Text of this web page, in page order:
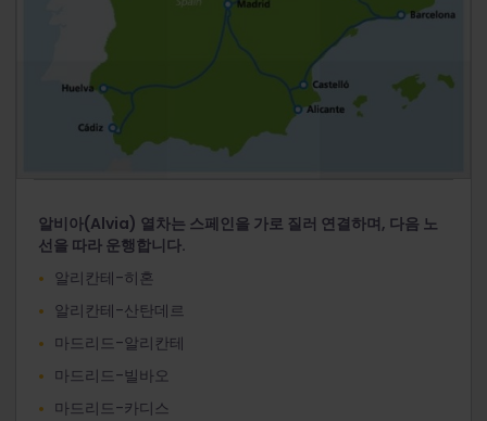
알비아(Alvia) 열차는 스페인을 가로 질러 연결하며, 다음 노
선을 따라 운행합니다.
알리칸테-히혼
알리칸테-산탄데르
마드리드-알리칸테
마드리드-빌바오
마드리드-카디스